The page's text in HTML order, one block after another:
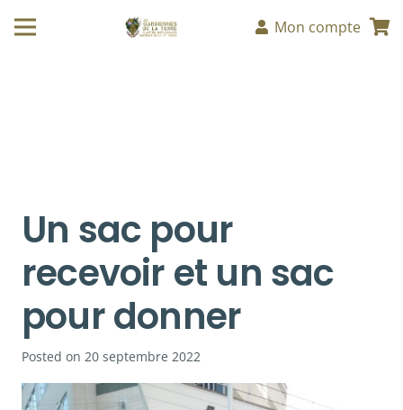
Mon compte
Un sac pour
recevoir et un sac
pour donner
Posted on 20 septembre 2022